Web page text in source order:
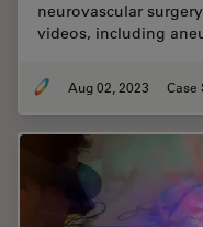
neurovascular
videos, including
Aug 02, 2023 Case